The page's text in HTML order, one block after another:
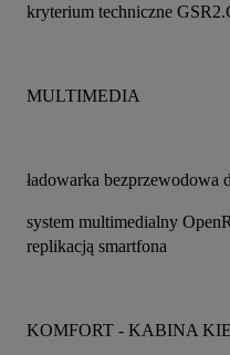
kryterium techniczne
MULTIMEDIA
ładowarka bezprzewodowa
system multimedialny
replikacją smartfona
KOMFORT - KABINA